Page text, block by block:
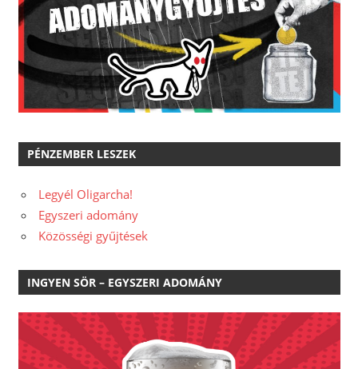
PÉNZEMBER LESZEK
Legyél Oligarcha!
Egyszeri adomány
Közösségi gyűjtések
INGYEN SÖR – EGYSZERI ADOMÁNY